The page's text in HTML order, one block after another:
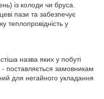
із колоди чи бруса.
пази та забезпечує
теплопровідність у
назва яких у побуті
- поставляється замовникам
для негайного укладання